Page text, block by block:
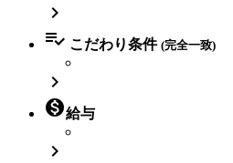

 こだわり条件 (完全一致)

給与
